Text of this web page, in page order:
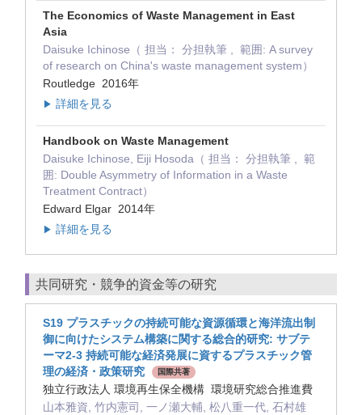
The Economics of Waste Management in East
Asia
Daisuke Ichinose（ 担当： 分担執筆 , 範囲: A survey
of research on China's waste management system）
Routledge 2016年
▶ 詳細を見る
Handbook on Waste Management
Daisuke Ichinose, Eiji Hosoda（ 担当： 分担執筆 , 範
囲: Double Asymmetry of Information in a Waste
Treatment Contract）
Edward Elgar 2014年
▶ 詳細を見る
共同研究・競争的資金等の研究
S19 プラスチックの持続可能な資源循環と海洋流出制
御に向けたシステム構築に関する総合的研究: サブテ
ーマ2-3 持続可能な経済発展に資するプラスチック管
理の経済・政策研究
国際共著
独立行政法人 環境再生保全機構 環境研究総合推進費
山本雅資, 竹内憲司, 一ノ瀬大輔, 松八重一代, 石村雄